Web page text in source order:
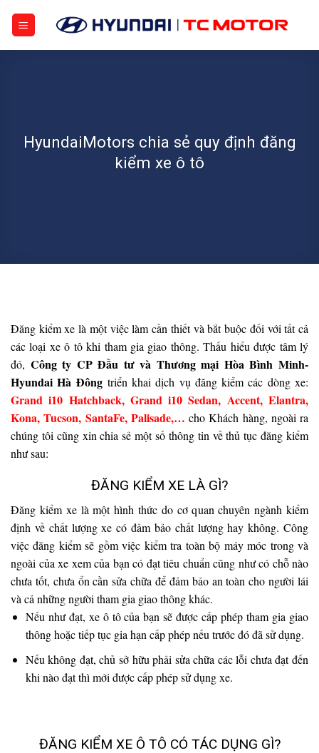
HyundaiMotors chia sẻ quy định đăng
kiểm xe ô tô
Đăng kiểm xe là một việc làm cần thiết và bắt buộc đối với tất cả
các loại xe ô tô khi tham gia giao thông. Thấu hiểu được tâm lý
đó, Công ty CP Đầu tư và Thương mại Hòa Bình Minh-
Hyundai Hà Đôngtriển khai dịch vụ đăng kiểm các dòng xe:
Grand i10 Hatchback, Grand i10 Sedan, Accent, Elantra,
Kona, Tucson, SantaFe, Palisade,… cho Khách hàng, ngoài ra
chúng tôi cũng xin chia sẻ một số thông tin về thủ tục đăng kiểm
như sau:
ĐĂNG KIỂM XE LÀ GÌ?
Đăng kiểm xe là một hình thức do cơ quan chuyên ngành kiểm
định về chất lượng xe có đảm bảo chất lượng hay không. Công
việc đăng kiểm sẽ gồm việc kiểm tra toàn bộ máy móc trong và
ngoài của xe xem của bạn có đạt tiêu chuẩn cũng như có chỗ nào
chưa tốt, chưa ổn cần sửa chữa để đảm bảo an toàn cho người lái
và cả những người tham gia giao thông khác.
Nếu như đạt, xe ô tô của bạn sẽ được cấp phép tham gia giao
thông hoặc tiếp tục gia hạn cấp phép nếu trước đó đã sử dụng.
Nếu không đạt, chủ sở hữu phải sửa chữa các lỗi chưa đạt đến
khi nào đạt thì mới được cấp phép sử dụng xe.
ĐĂNG KIỂM XE Ô TÔ CÓ TÁC DỤNG GÌ?